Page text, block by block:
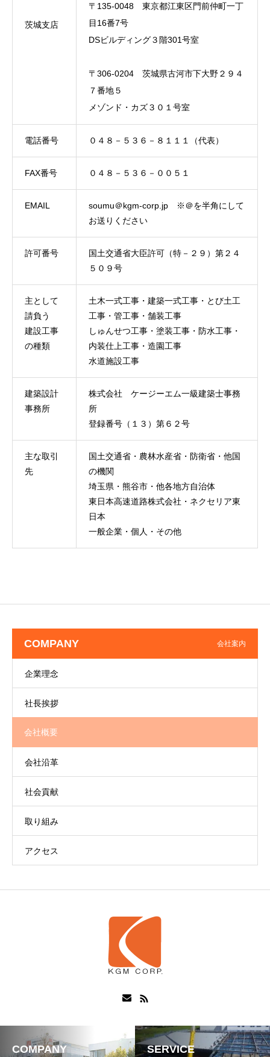
茨城支店
〒135-0048 東京都江東区門前仲町一丁
目16番7号
DSビルディング３階301号室
〒306-0204 茨城県古河市下大野２９４
７番地５
メゾンド・カズ３０１号室
電話番号 ０４８－５３６－８１１１（代表）
FAX番号 ０４８－５３６－００５１
EMAIL soumu＠kgm-corp. jp ※＠を半角にして
お送りください
許可番号
国土交通省大臣許可（特－２９）第２４
５０９号
主として
請負う
建設工事
の種類
土木一式工事・建築一式工事・とび土工
工事・管工事・舗装工事
しゅんせつ工事・塗装工事・防水工事・
内装仕上工事・造園工事
水道施設工事
建築設計
事務所
株式会社 ケージーエム一級建築士事務
所
登録番号（１３）第６２号
主な取引
先
国土交通省・農林水産省・防衛省・他国
の機関
埼玉県・熊谷市・他各地方自治体
東日本高速道路株式会社・ネクセリア東
日本
一般企業・個人・その他
COMPANY 会社案内
企業理念
社長挨拶
会社概要
会社沿革
社会貢献
取り組み
アクセス
COMPANY SERVICE